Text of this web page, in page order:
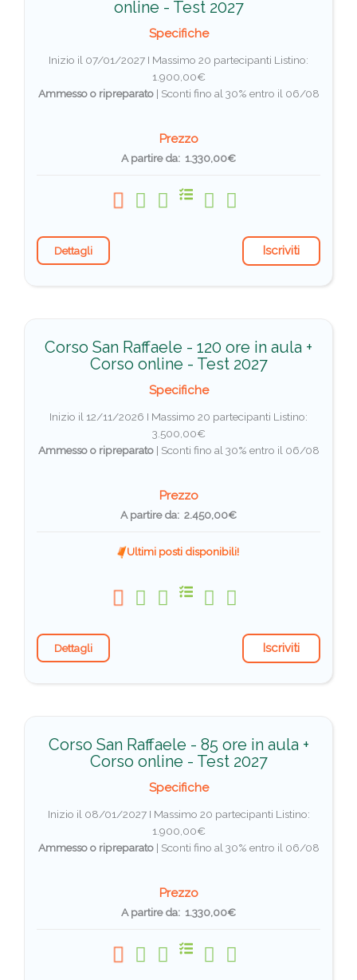
online - Test 2027
Specifiche
Inizio il 07/01/2027 I Massimo 20 partecipanti Listino:
1.900,00€
Ammesso o ripreparato| Sconti fino al 30% entro il 06/08
Prezzo
A partire da: 1.330,00€
Dettagli Iscriviti
Corso San Raffaele - 120 ore in aula +
Corso online - Test 2027
Specifiche
Inizio il 12/11/2026 I Massimo 20 partecipanti Listino:
3.500,00€
Ammesso o ripreparato| Sconti fino al 30% entro il 06/08
Prezzo
A partire da: 2.450,00€
Ultimi posti disponibili!
Dettagli Iscriviti
Corso San Raffaele - 85 ore in aula +
Corso online - Test 2027
Specifiche
Inizio il 08/01/2027 I Massimo 20 partecipanti Listino:
1.900,00€
Ammesso o ripreparato| Sconti fino al 30% entro il 06/08
Prezzo
A partire da: 1.330,00€